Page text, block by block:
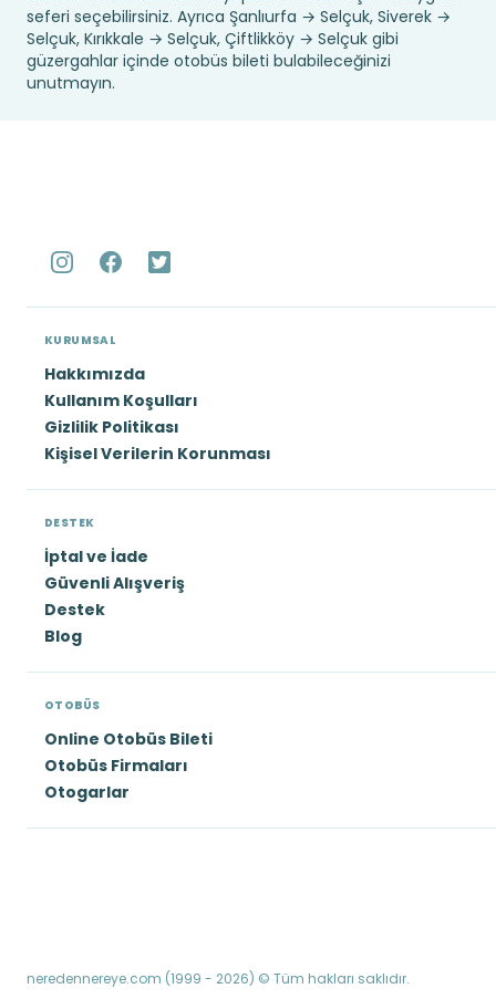
seferi seçebilirsiniz. Ayrıca Şanlıurfa → Selçuk, Siverek →
Selçuk, Kırıkkale → Selçuk, Çiftlikköy → Selçuk gibi
güzergahlar içinde otobüs bileti bulabileceğinizi
unutmayın.
KURUMSAL
Hakkımızda
Kullanım Koşulları
Gizlilik Politikası
Kişisel Verilerin Korunması
DESTEK
İptal ve İade
Güvenli Alışveriş
Destek
Blog
OTOBÜS
Online Otobüs Bileti
Otobüs Firmaları
Otogarlar
neredennereye.com (1999 - 2026) © Tüm hakları saklıdır.